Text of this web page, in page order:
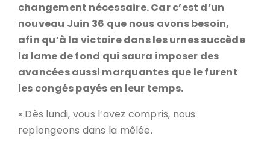
changement nécessaire. Car c’est d’un
nouveau Juin 36 que nous avons besoin,
afin qu’à la victoire dans les urnes succède
la lame de fond qui saura imposer des
avancées aussi marquantes que le furent
les congés payés en leur temps.
« Dès lundi, vous l’avez compris, nous
replongeons dans la mêlée.